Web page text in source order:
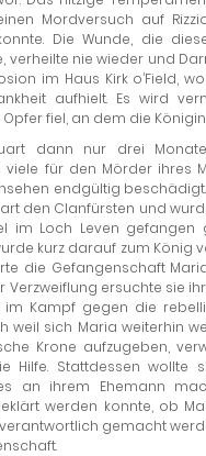
Mordversuch auf
Die Wunde, die
verheilte nie wieder und
im Haus Kirk o’Field,
aufhielt. Es wird
fiel, an dem die
dann nur drei
viele für den Mörder ihres
endgültig beschädigt.
den Clanfürsten und
im Loch Leven gefangen
kurz darauf zum König
die Gefangenschaft
Verzweiflung ersuchte sie
im Kampf gegen die
weil sich Maria weiterhin
Krone aufzugeben,
Hilfe. Stattdessen wollte
an ihrem Ehemann
werden konnte, ob
gemacht